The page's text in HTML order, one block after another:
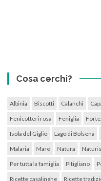
Cosa cerchi?
Albinia Biscotti Calanchi
Fenicotteri rosa Feniglia
Isola del Giglio Lago di Bolsena
Malaria Mare Natura
Per tutta la famiglia Pitigliano
Ricette casalinghe Ricette